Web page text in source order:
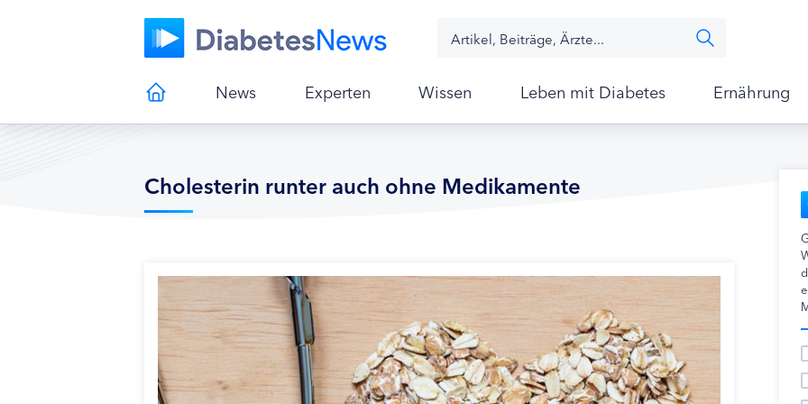
News Experten Wissen Leben mit Diabetes Ernährung
Cholesterin runter auch ohne Medikamente